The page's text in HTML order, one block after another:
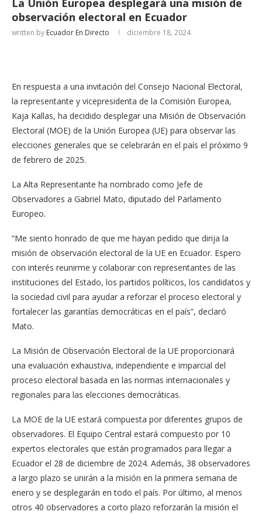
La Unión Europea desplegará una misión de
observación electoral en Ecuador
written by Ecuador En Directo diciembre 18, 2024
En respuesta a una invitación del Consejo Nacional Electoral,
la representante y vicepresidenta de la Comisión Europea,
Kaja Kallas, ha decidido desplegar una Misión de Observación
Electoral (MOE) de la Unión Europea (UE) para observar las
elecciones generales que se celebrarán en el país el próximo 9
de febrero de 2025.
La Alta Representante ha nombrado como Jefe de
Observadores a Gabriel Mato, diputado del Parlamento
Europeo.
“Me siento honrado de que me hayan pedido que dirija la
misión de observación electoral de la UE en Ecuador. Espero
con interés reunirme y colaborar con representantes de las
instituciones del Estado, los partidos políticos, los candidatos y
la sociedad civil para ayudar a reforzar el proceso electoral y
fortalecer las garantías democráticas en el país”, declaró
Mato.
La Misión de Observación Electoral de la UE proporcionará
una evaluación exhaustiva, independiente e imparcial del
proceso electoral basada en las normas internacionales y
regionales para las elecciones democráticas.
La MOE de la UE estará compuesta por diferentes grupos de
observadores. El Equipo Central estará compuesto por 10
expertos electorales que están programados para llegar a
Ecuador el 28 de diciembre de 2024. Además, 38 observadores
a largo plazo se unirán a la misión en la primera semana de
enero y se desplegarán en todo el país. Por último, al menos
otros 40 observadores a corto plazo reforzarán la misión el